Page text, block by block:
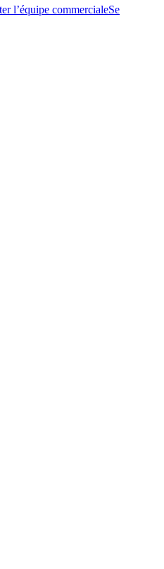
l’équipe commercialeSe